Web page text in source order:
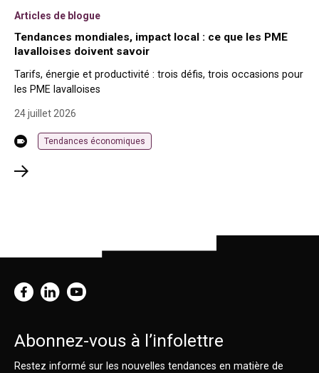
Articles de blogue
Tendances mondiales, impact local : ce que les PME
lavalloises doivent savoir
Tarifs, énergie et productivité : trois défis, trois occasions pour
les PME lavalloises
24 juillet 2026
Tendances économiques
Abonnez-vous à l’infolettre
Restez informé sur les nouvelles tendances en matière de